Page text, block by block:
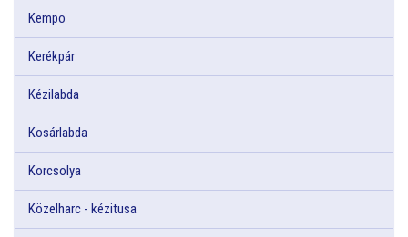
Kempo
Kerékpár
Kézilabda
Kosárlabda
Korcsolya
Közelharc - kézitusa